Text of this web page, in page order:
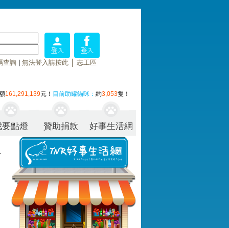
查詢| 無法登入請按此│ 志工區
161,291,139元！ 目前助罐貓咪： 約3,053隻！
要點燈 贊助捐款 好事生活網